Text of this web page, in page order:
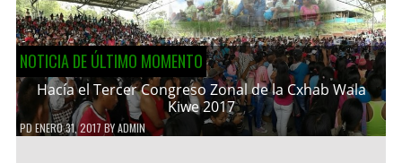
NOTICIA DE ÚLTIMO MOMENTO
Hacía el Tercer Congreso Zonal de la Cxhab Wala
Kiwe 2017
PDENERO 31, 2017 BYADMIN